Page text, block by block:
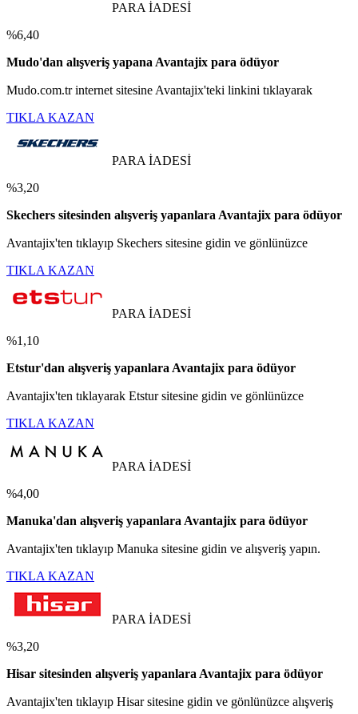
PARA İADESİ
%6,40
Mudo'dan alışveriş yapana Avantajix para ödüyor
Mudo.com.tr internet sitesine Avantajix'teki linkini tıklayarak
TIKLA KAZAN
PARA İADESİ
%3,20
Skechers sitesinden alışveriş yapanlara Avantajix para ödüyor
Avantajix'ten tıklayıp Skechers sitesine gidin ve gönlünüzce
TIKLA KAZAN
PARA İADESİ
%1,10
Etstur'dan alışveriş yapanlara Avantajix para ödüyor
Avantajix'ten tıklayarak Etstur sitesine gidin ve gönlünüzce
TIKLA KAZAN
PARA İADESİ
%4,00
Manuka'dan alışveriş yapanlara Avantajix para ödüyor
Avantajix'ten tıklayıp Manuka sitesine gidin ve alışveriş yapın.
TIKLA KAZAN
PARA İADESİ
%3,20
Hisar sitesinden alışveriş yapanlara Avantajix para ödüyor
Avantajix'ten tıklayıp Hisar sitesine gidin ve gönlünüzce alışveriş